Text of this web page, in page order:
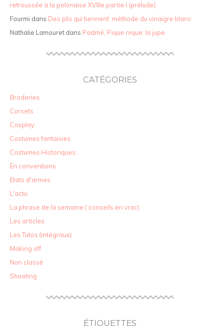
retroussée à la polonaise XVIIIe partie I (prélude)
Fourmi dans Des plis qui tiennent: méthode du vinaigre blanc
Nathalie Lamouret dans Padmé, Pique nique: la jupe
CATÉGORIES
Broderies
Corsets
Cosplay
Costumes fantaisies
Costumes Historiques
En conventions
Etats d'armes
L'actu
La phrase de la semaine ( conseils en vrac)
Les articles
Les Tutos (intégraux)
Making off
Non classé
Shooting
ÉTIQUETTES